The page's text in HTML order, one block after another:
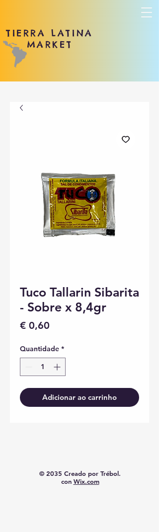
TIERRA LATINA
MARKET
Tuco Tallarin Sibarita
- Sobre x 8,4gr
€ 0,60
Quantidade *
Adicionar ao carrinho
© 2035 Creado por Trébol.
con Wix.com